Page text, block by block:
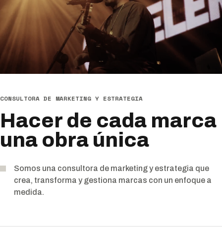
CONSULTORA DE MARKETING Y ESTRATEGIA
Hacer de cada marca
una obra única
Somos una consultora de marketing y estrategia que
crea, transforma y gestiona marcas con un enfoque a
medida.